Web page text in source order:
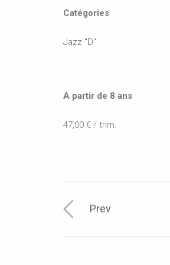
Catégories
Jazz "D"
A partir de 8 ans
47,00 € / trim.
Prev